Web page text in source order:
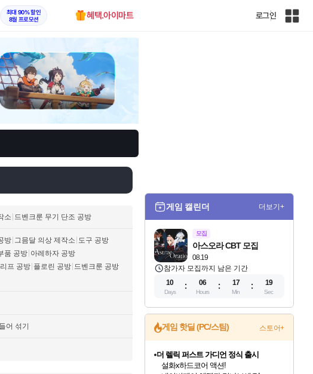
최대 90% 할인
8월 프로모션
혜택.아이마트 로그인
인
소 드벤크룬 무기 단조 공방
방 그믐달 의상 제작소 도구 공방
품 공방 아레하자 공방
프 공방 플로린 공방 드벤크룬 공방
어 섞기
게임 캘린더 더보기+
모집
08.19
아스오라 CBT 모집
참가자 모집까지 남은 기간
10
Days
06
Hours
17
Min
18
Sec
게임 핫딜 (PC/스팀) 스토어+
더 렐릭 퍼스트 가디언 정식 출시
베데스다 40주년 기념 할인 중!
베데스다의 명작들을